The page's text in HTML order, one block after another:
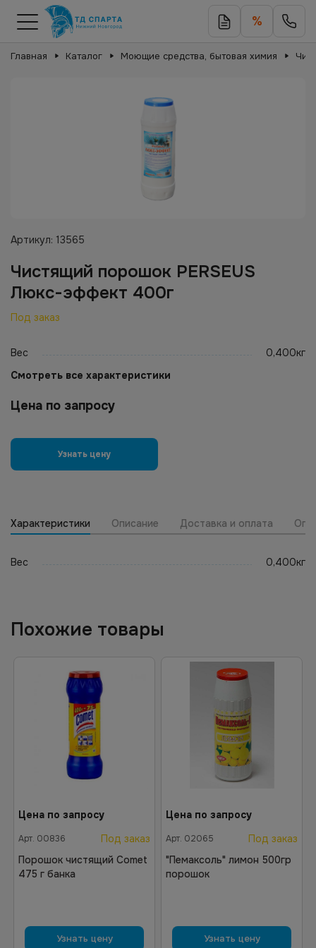
%
Главная Каталог Моющие средства, бытовая химия
Артикул: 13565
Чистящий порошок PERSEUS
Люкс-эффект 400г
Под заказ
Вес
0,400кг
Смотреть все характеристики
Цена по запросу
Узнать цену
Характеристики Описание Доставка и оплата
Вес 0,400кг
Похожие товары
Цена по запросу
Арт. 00836
Под заказ
Порошок чистящий Comet
475 г банка
Узнать цену
Цена по запросу
Арт. 02065
Под заказ
"Пемаксоль" лимон 500гр
порошок
Узнать цену